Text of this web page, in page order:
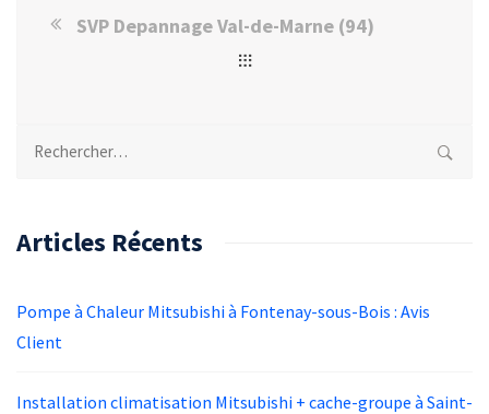
SVP Depannage Val-de-Marne (94)
Rechercher :
Articles Récents
Pompe à Chaleur Mitsubishi à Fontenay-sous-Bois : Avis
Client
Installation climatisation Mitsubishi + cache-groupe à Saint-